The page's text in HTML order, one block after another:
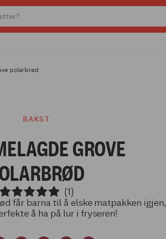
polarbrød
BAKST
GROVE
(1)
får barna til å elske matpakken igjen,
å ha på lur i fryseren!